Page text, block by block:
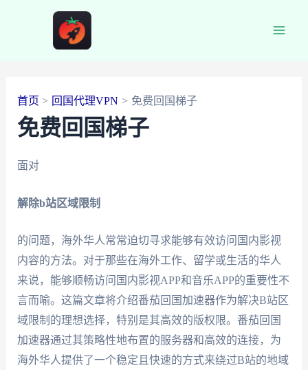
首页 回国代理VPN 免费回国梯子
免费回国梯子
面对
解除b站区域限制
的问题，海外华人常常迫切寻求能够有效访问国内影视
内容的方法。对于那些在海外工作、留学或生活的华人
来说，能够顺畅访问国内影视APP和音乐APP的重要性不
言而喻。这篇文章将介绍番茄回国加速器作为解决B站区
域限制的理想选择，特别是其高效的版权限。番茄回国
加速器通过其策略性地布置的服务器和高效的连接，为
海外华人提供了一个稳定且快速的方式来绕过B站的地域